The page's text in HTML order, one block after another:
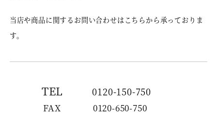
当店や商品に関するお問い合わせはこちらから承っておりま
す。
TEL 0120-150-750
FAX 0120-650-750